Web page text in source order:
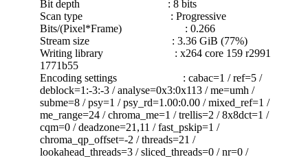
Bit depth : 8 bits
Scan type : Progressive
Bits/(Pixel*Frame) : 0.266
Stream size : 3.36 GiB (77%)
Writing library : x264 core 159 r2991
1771b55
Encoding settings : cabac=1 / ref=5 /
deblock=1:-3:-3 / analyse=0x3:0x113 / me=umh /
subme=8 / psy=1 / psy_rd=1.00:0.00 / mixed_ref=1 /
me_range=24 / chroma_me=1 / trellis=2 / 8x8dct=1 /
cqm=0 / deadzone=21,11 / fast_pskip=1 /
chroma_qp_offset=-2 / threads=21 /
lookahead_threads=3 / sliced_threads=0 / nr=0 /